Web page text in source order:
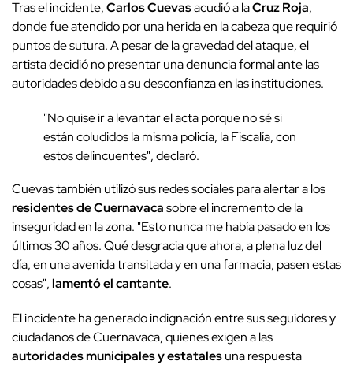
Tras el incidente,Carlos Cuevasacudió a laCruz Roja,
donde fue atendido por una herida en la cabeza que requirió
puntos de sutura. A pesar de la gravedad del ataque, el
artista decidió no presentar una denuncia formal ante las
autoridades debido a su desconfianza en las instituciones.
"No quise ir a levantar el acta porque no sé si
están coludidos la misma policía, la Fiscalía, con
estos delincuentes", declaró.
Cuevas también utilizó sus redes sociales para alertar a los
residentes de Cuernavacasobre el incremento de la
inseguridad en la zona. "Esto nunca me había pasado en los
últimos 30 años. Qué desgracia que ahora, a plena luz del
día, en una avenida transitada y en una farmacia, pasen estas
cosas",lamentó el cantante.
El incidente ha generado indignación entre sus seguidores y
ciudadanos de Cuernavaca, quienes exigen a las
autoridades municipales y estatalesuna respuesta